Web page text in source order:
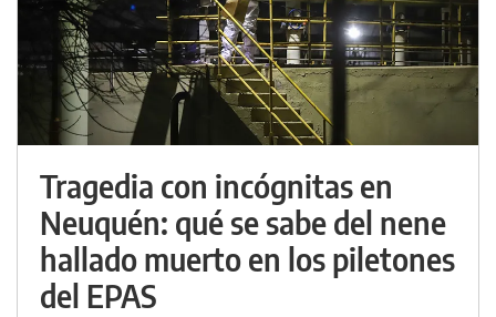
Tragedia con incógnitas en
Neuquén: qué se sabe del nene
hallado muerto en los piletones
del EPAS